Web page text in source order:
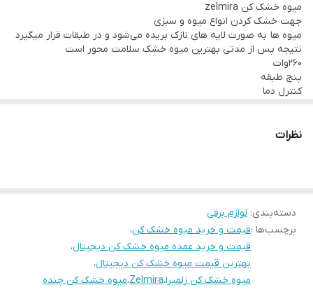
کنترل زمان
رنگ سفید و‌مشکی
داری طبقات شفاف و دودی
کم مصرف در حد یک لامپ
کم صدا
میوه خشک کن zelmira
جهت خشک کردن انواع میوه و سبزی
میوه ها به صورت لایه های نازک بریده می‌شود و در طبقات قرار میگیرد
نتیجه پس از مدتی بهترین میوه خشک سلامت محور است
260وات
پنج طبقه
کنترل دما
داری طبقات شفاف و دودی
نظرات
دسته‌بندی: لوازم برقی
برچسب‌ها :قیمت و خرید میوه خشک کن،
قیمت و خرید عمده میوه خشک کن دیجیتال،
بهترین قیمت میوه خشک کن دیجیتال،
میوه خشک کن زلمیرا،Zelmira،میوه خشک کن چنده